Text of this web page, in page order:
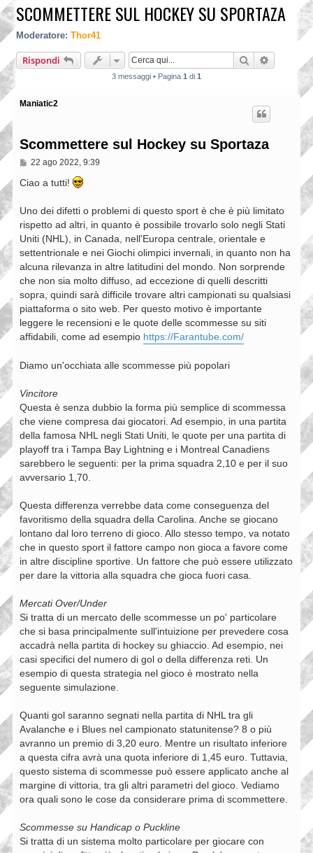
SCOMMETTERE SUL HOCKEY SU SPORTAZA
Moderatore: Thor41
Rispondi Cerca Ricerca
3 messaggi • Pagina 1 di 1
Maniatic2
Scommettere sul Hockey su Sportaza
M
s
g
i
o
22 ago 2022, 9:39
Ciao a tutti!
Uno dei difetti o problemi di questo sport è che è più limitato
rispetto ad altri, in quanto è possibile trovarlo solo negli Stati
Uniti (NHL), in Canada, nell'Europa centrale, orientale e
settentrionale e nei Giochi olimpici invernali, in quanto non ha
alcuna rilevanza in altre latitudini del mondo. Non sorprende
che non sia molto diffuso, ad eccezione di quelli descritti
sopra, quindi sarà difficile trovare altri campionati su qualsiasi
piattaforma o sito web. Per questo motivo è importante
leggere le recensioni e le quote delle scommesse su siti
affidabili, come ad esempio https://Farantube.com/
Diamo un'occhiata alle scommesse più popolari
Vincitore
Questa è senza dubbio la forma più semplice di scommessa
che viene compresa dai giocatori. Ad esempio, in una partita
della famosa NHL negli Stati Uniti, le quote per una partita di
playoff tra i Tampa Bay Lightning e i Montreal Canadiens
sarebbero le seguenti: per la prima squadra 2,10 e per il suo
avversario 1,70.
Questa differenza verrebbe data come conseguenza del
favoritismo della squadra della Carolina. Anche se giocano
lontano dal loro terreno di gioco. Allo stesso tempo, va notato
che in questo sport il fattore campo non gioca a favore come
in altre discipline sportive. Un fattore che può essere utilizzato
per dare la vittoria alla squadra che gioca fuori casa.
Mercati Over/Under
Si tratta di un mercato delle scommesse un po' particolare
che si basa principalmente sull'intuizione per prevedere cosa
accadrà nella partita di hockey su ghiaccio. Ad esempio, nei
casi specifici del numero di gol o della differenza reti. Un
esempio di questa strategia nel gioco è mostrato nella
seguente simulazione.
Quanti gol saranno segnati nella partita di NHL tra gli
Avalanche e i Blues nel campionato statunitense? 8 o più
avranno un premio di 3,20 euro. Mentre un risultato inferiore
a questa cifra avrà una quota inferiore di 1,45 euro. Tuttavia,
questo sistema di scommesse può essere applicato anche al
margine di vittoria, tra gli altri parametri del gioco. Vediamo
ora quali sono le cose da considerare prima di scommettere.
Scommesse su Handicap o Puckline
Si tratta di un sistema molto particolare per giocare con